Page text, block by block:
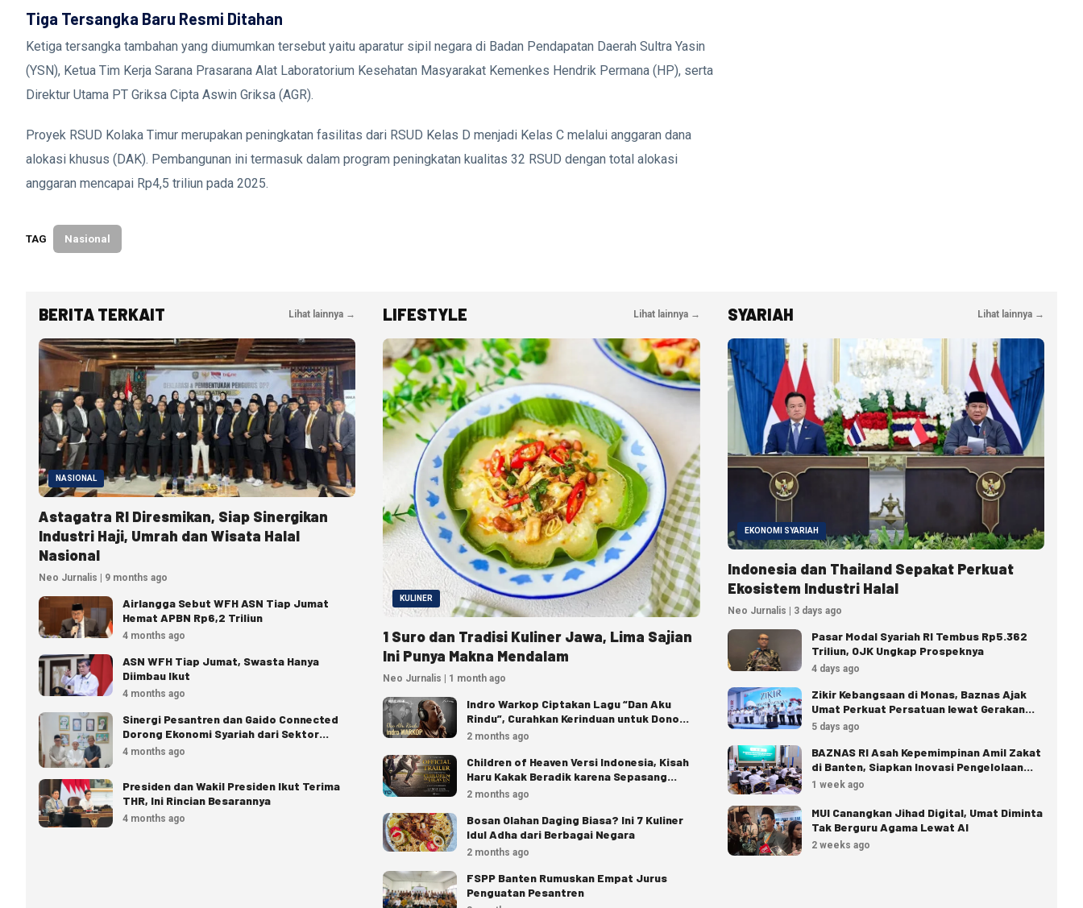
Tiga Tersangka Baru Resmi Ditahan
Ketiga tersangka tambahan yang diumumkan tersebut yaitu aparatur sipil negara di Badan Pendapatan Daerah Sultra Yasin
(YSN), Ketua Tim Kerja Sarana Prasarana Alat Laboratorium Kesehatan Masyarakat Kemenkes Hendrik Permana (HP), serta
Direktur Utama PT Griksa Cipta Aswin Griksa (AGR).
Proyek RSUD Kolaka Timur merupakan peningkatan fasilitas dari RSUD Kelas D menjadi Kelas C melalui anggaran dana
alokasi khusus (DAK). Pembangunan ini termasuk dalam program peningkatan kualitas 32 RSUD dengan total alokasi
anggaran mencapai Rp4,5 triliun pada 2025.
TAG Nasional
BERITA TERKAIT Lihat lainnya →
NASIONAL
Astagatra RI Diresmikan, Siap Sinergikan
Industri Haji, Umrah dan Wisata Halal
Nasional
Neo Jurnalis | 9 months ago
Airlangga Sebut WFH ASN Tiap Jumat
Hemat APBN Rp6,2 Triliun
4 months ago
ASN WFH Tiap Jumat, Swasta Hanya
Diimbau Ikut
4 months ago
Sinergi Pesantren dan Gaido Connected
Dorong Ekonomi Syariah dari Sektor
Pangan
4 months ago
Presiden dan Wakil Presiden Ikut Terima
THR, Ini Rincian Besarannya
4 months ago
LIFESTYLE Lihat lainnya →
KULINER
1 Suro dan Tradisi Kuliner Jawa, Lima Sajian
Ini Punya Makna Mendalam
Neo Jurnalis | 1 month ago
Indro Warkop Ciptakan Lagu “Dan Aku
Rindu”, Curahkan Kerinduan untuk Dono
dan Kasino
2 months ago
Children of Heaven Versi Indonesia, Kisah
Haru Kakak Beradik karena Sepasang
Sepatu
2 months ago
Bosan Olahan Daging Biasa? Ini 7 Kuliner
Idul Adha dari Berbagai Negara
2 months ago
FSPP Banten Rumuskan Empat Jurus
Penguatan Pesantren
SYARIAH Lihat lainnya →
EKONOMI SYARIAH
Indonesia dan Thailand Sepakat Perkuat
Ekosistem Industri Halal
Neo Jurnalis | 3 days ago
Pasar Modal Syariah RI Tembus Rp5.362
Triliun, OJK Ungkap Prospeknya
4 days ago
Zikir Kebangsaan di Monas, Baznas Ajak
Umat Perkuat Persatuan lewat Gerakan
Zakat
5 days ago
BAZNAS RI Asah Kepemimpinan Amil Zakat
di Banten, Siapkan Inovasi Pengelolaan
Zakat
1 week ago
MUI Canangkan Jihad Digital, Umat Diminta
Tak Berguru Agama Lewat AI
2 weeks ago